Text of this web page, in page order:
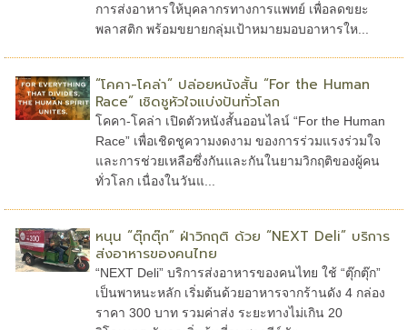
การส่งอาหารให้บุคลากรทางการแพทย์ เพื่อลดขยะ
พลาสติก พร้อมขยายกลุ่มเป้าหมายมอบอาหารให...
“โคคา-โคล่า” ปล่อยหนังสั้น “For the Human
Race” เชิดชูหัวใจแบ่งปันทั่วโลก
โคคา-โคล่า เปิดตัวหนังสั้นออนไลน์ “For the Human
Race” เพื่อเชิดชูความงดงาม ของการร่วมแรงร่วมใจ
และการช่วยเหลือซึ่งกันและกันในยามวิกฤติของผู้คน
ทั่วโลก เนื่องในวันแ...
หนุน “ตุ๊กตุ๊ก” ฝ่าวิกฤติ ด้วย “NEXT Deli” บริการ
ส่งอาหารของคนไทย
“NEXT Deli” บริการส่งอาหารของคนไทย ใช้ “ตุ๊กตุ๊ก”
เป็นพาหนะหลัก เริ่มต้นด้วยอาหารจากร้านดัง 4 กล่อง
ราคา 300 บาท รวมค่าส่ง ระยะทางไม่เกิน 20